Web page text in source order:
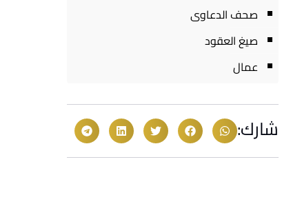
صحف الدعاوى
صيغ العقود
عمال
شارك: